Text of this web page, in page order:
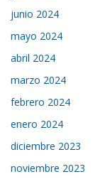
junio 2024
mayo 2024
abril 2024
marzo 2024
febrero 2024
enero 2024
diciembre 2023
noviembre 2023